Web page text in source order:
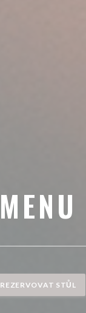
MENU
REZERVOVAT STŮL